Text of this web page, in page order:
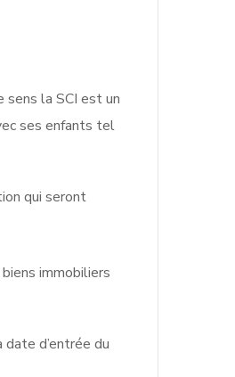
sens la SCI est un
ses enfants tel
qui seront
immobiliers
d’entrée du